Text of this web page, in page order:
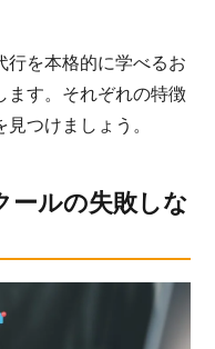
行を本格的に学べるお
す。 それぞれの特徴
つけましょう。